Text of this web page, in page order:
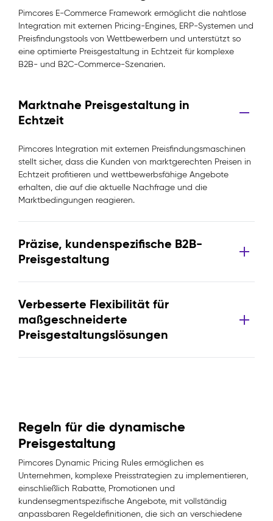
Pimcores E-Commerce Framework ermöglicht die nahtlose
Integration mit externen Pricing-Engines, ERP-Systemen und
Preisfindungstools von Wettbewerbern und unterstützt so
eine optimierte Preisgestaltung in Echtzeit für komplexe
B2B- und B2C-Commerce-Szenarien.
Marktnahe Preisgestaltung in
Echtzeit
Pimcores Integration mit externen Preisfindungsmaschinen
stellt sicher, dass die Kunden von marktgerechten Preisen in
Echtzeit profitieren und wettbewerbsfähige Angebote
erhalten, die auf die aktuelle Nachfrage und die
Marktbedingungen reagieren.
Präzise, kundenspezifische B2B-
Preisgestaltung
Verbesserte Flexibilität für
maßgeschneiderte
Preisgestaltungslösungen
Regeln für die dynamische
Preisgestaltung
Pimcores Dynamic Pricing Rules ermöglichen es
Unternehmen, komplexe Preisstrategien zu implementieren,
einschließlich Rabatte, Promotionen und
kundensegmentspezifische Angebote, mit vollständig
anpassbaren Regeldefinitionen, die sich an verschiedene